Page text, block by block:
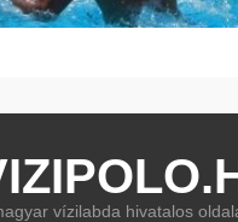
vízilabda hivatalos